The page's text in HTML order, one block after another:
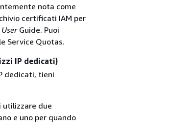
nota come
certificati IAM per
UserGuide. Puoi
Service Quotas.
IP dedicati)
dedicati, tieni
utilizzare due
e uno per quando